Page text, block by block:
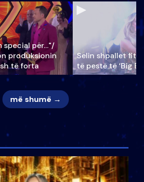
special për…"/
produksionin
të forta
Selin shpallet
të pestë të ‘Big
më shumë →